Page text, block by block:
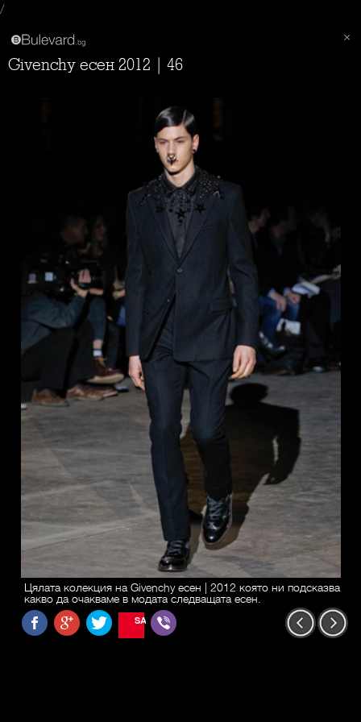
/
Givenchy есен 2012 | 46
Цялата колекция на Givenchy есен | 2012 която ни подсказва
какво да очакваме в модата следващата есен.
SAVE